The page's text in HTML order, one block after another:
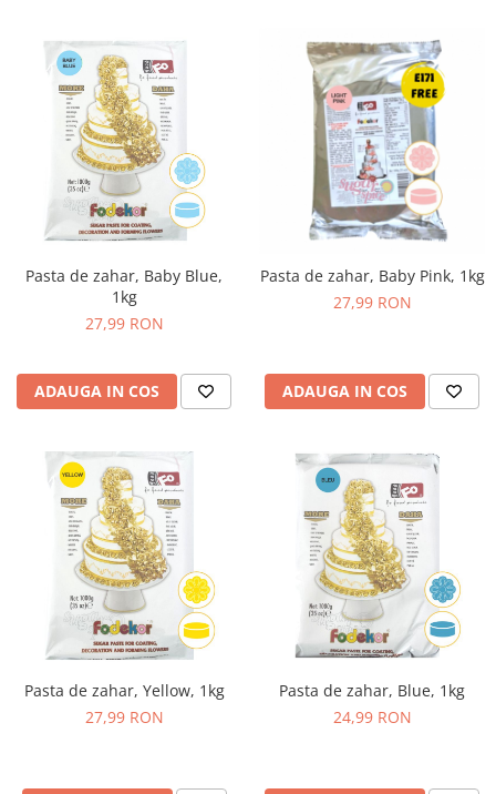
Pasta de zahar, Baby Blue,
1kg
27,99 RON
ADAUGA IN COS
Pasta de zahar, Baby Pink, 1kg
27,99 RON
ADAUGA IN COS
Pasta de zahar, Yellow, 1kg
27,99 RON
Pasta de zahar, Blue, 1kg
24,99 RON